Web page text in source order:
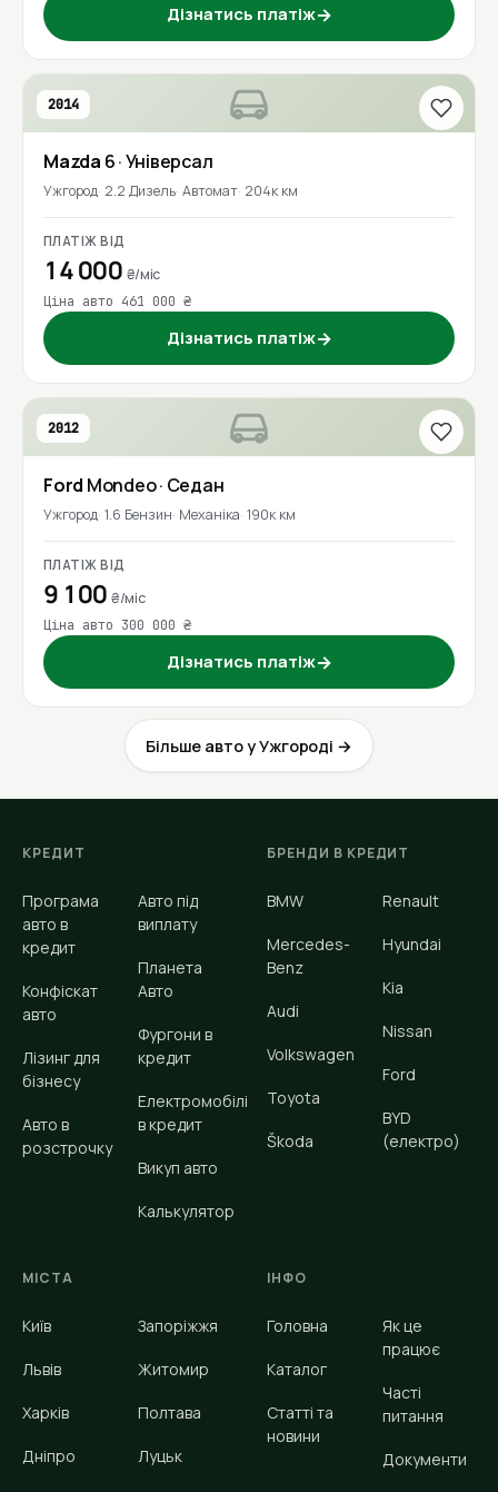
Дізнатись платіж→
2014
Mazda 6· Універсал
Ужгород 2.2 Дизель Автомат 204к км
ПЛАТІЖ ВІД
14 000 ₴/міс
Ціна авто 461 000 ₴
Дізнатись платіж→
2012
Ford Mondeo· Седан
Ужгород 1.6 Бензин Механіка 190к км
ПЛАТІЖ ВІД
9 100₴/міс
Ціна авто 300 000 ₴
Дізнатись платіж→
Більше авто у Ужгороді →
КРЕДИТ
Програма
авто в
кредит
Конфіскат
авто
Лізинг для
бізнесу
Авто в
розстрочку
Авто під
виплату
Планета
Авто
Фургони в
кредит
Електромобілі
в кредит
Викуп авто
Калькулятор
БРЕНДИ В КРЕДИТ
BMW
Mercedes-
Benz
Audi
Volkswagen
Toyota
Škoda
Renault
Hyundai
Kia
Nissan
Ford
BYD
(електро)
МІСТА
Київ
Львів
Харків
Дніпро
Запоріжжя
Житомир
Полтава
Луцьк
ІНФО
Головна
Каталог
Статті та
новини
Як це
працює
Часті
питання
Документи